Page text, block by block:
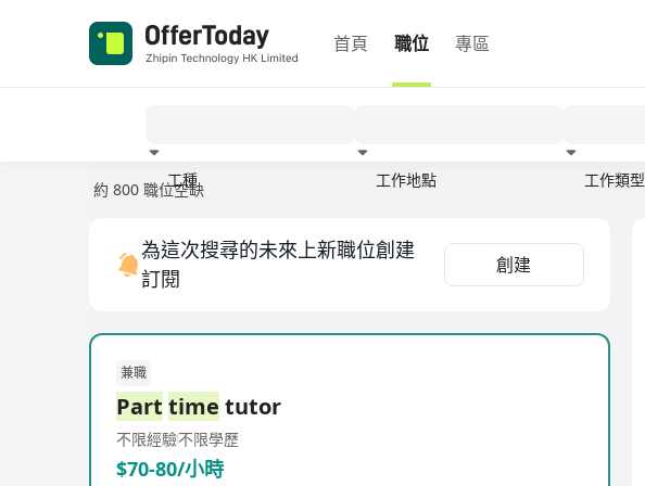
首頁 職位 專區
工種 工作地點 工作類型
約 800 職位空缺
為這次搜尋的未來上新職位創建
訂閱
創建
兼職
Part time tutor
不限經驗不限學歷
$70-80/小時